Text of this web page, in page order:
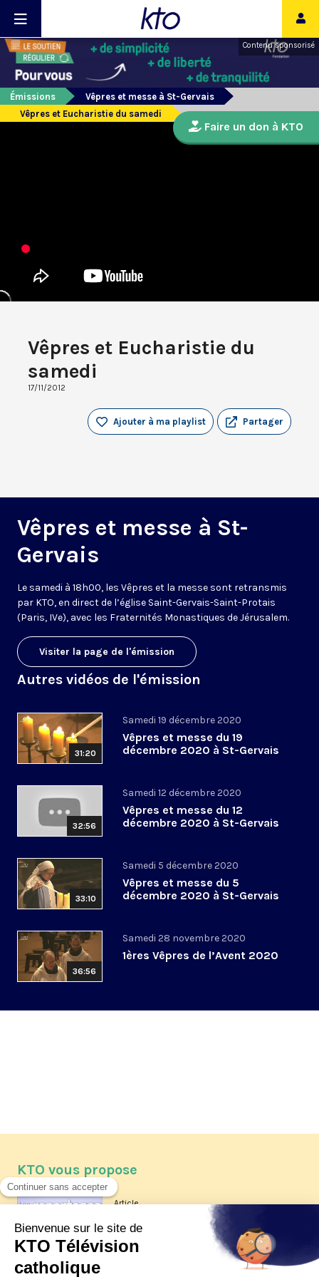
Contenu sponsorisé
Émissions
Vêpres et messe à St-Gervais
Vêpres et Eucharistie du samedi
Vêpres et Eucharistie du
samedi
17/11/2012
Partager
Ajouter à ma playlist
Vêpres et messe à St-
Gervais
Le samedi à 18h00, les Vêpres et la messe sont retransmis
par KTO, en direct de l’église Saint-Gervais-Saint-Protais
(Paris, IVe), avec les Fraternités Monastiques de Jérusalem.
Visiter la page de l'émission
Autres vidéos de l'émission
31:20
Samedi 19 décembre 2020
Vêpres et messe du 19
décembre 2020 à St-Gervais
32:56
Samedi 12 décembre 2020
Vêpres et messe du 12
décembre 2020 à St-Gervais
33:10
Samedi 5 décembre 2020
Vêpres et messe du 5
décembre 2020 à St-Gervais
36:56
Samedi 28 novembre 2020
1ères Vêpres de l’Avent 2020
Faire un don à KTO
KTO vous propose
Article
Les reportages d'été 2026 de KTO